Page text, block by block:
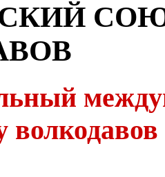
волкодавов